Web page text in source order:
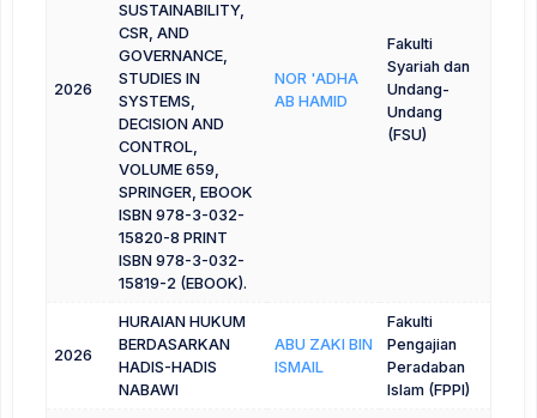
2026
SUSTAINABILITY,
CSR, AND
GOVERNANCE,
STUDIES IN
SYSTEMS,
DECISION AND
CONTROL,
VOLUME 659,
SPRINGER, EBOOK
ISBN 978-3-032-
15820-8 PRINT
ISBN 978-3-032-
15819-2 (EBOOK).
NOR 'ADHA
AB HAMID
Fakulti
Syariah dan
Undang-
Undang
(FSU)
2026
HURAIAN HUKUM
BERDASARKAN
HADIS-HADIS
NABAWI
ABU ZAKI BIN
ISMAIL
Fakulti
Pengajian
Peradaban
Islam (FPPI)